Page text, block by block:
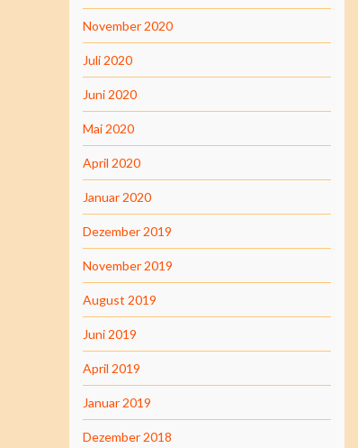
November 2020
Juli 2020
Juni 2020
Mai 2020
April 2020
Januar 2020
Dezember 2019
November 2019
August 2019
Juni 2019
April 2019
Januar 2019
Dezember 2018